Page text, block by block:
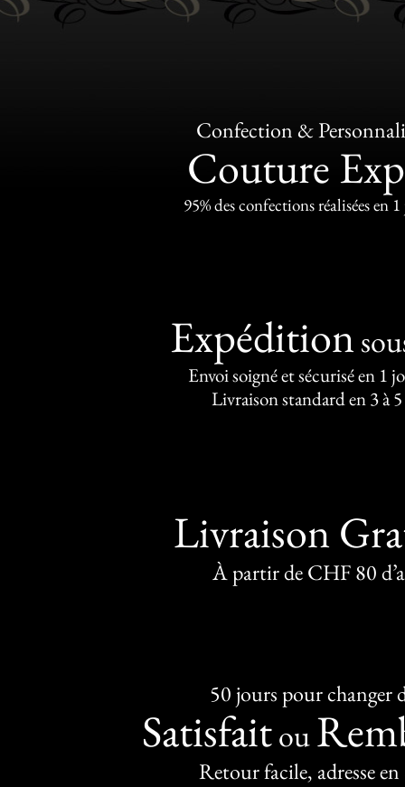
Confection &
Couture
95% des confections réalisées en
Expédition
Envoi soigné et sécurisé en 1
Livraison standard en 3 à
Livraison
À partir de CHF 80
50 jours pour changer
Satisfaitou
Retour facile, adresse en